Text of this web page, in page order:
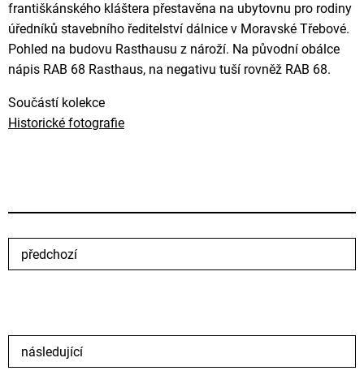
františkánského kláštera přestavěna na ubytovnu pro rodiny
úředníků stavebního ředitelství dálnice v Moravské Třebové.
Pohled na budovu Rasthausu z nároží. Na původní obálce
nápis RAB 68 Rasthaus, na negativu tuší rovněž RAB 68.
Součástí kolekce
Historické fotografie
předchozí
následující